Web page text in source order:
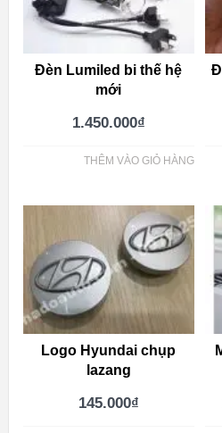
Đèn Lumiled bi thế hệ
mới
1.450.000₫
THÊM VÀO GIỎ HÀNG
Logo Hyundai chụp
lazang
145.000₫